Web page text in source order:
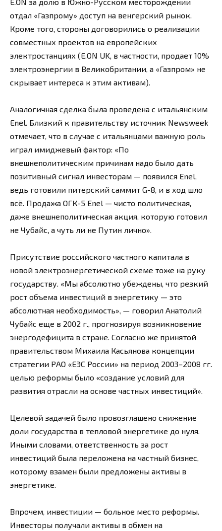
отдал «Газпрому» доступ на венгерский рынок.
Кроме того, стороны договорились о реализации
совместных проектов на европейских
электростанциях (E.ON UK, в частности, продает 10%
электроэнергии в Великобритании, а «Газпром» не
скрывает интереса к этим активам).
Аналогичная сделка была проведена с итальянским
Enel. Близкий к правительству источник Newsweek
отмечает, что в случае с итальянцами важную роль
играл имиджевый фактор: «По
внешнеполитическим причинам надо было дать
позитивный сигнал инвесторам — появился Enel,
ведь готовили питерский саммит G-8, и в ход шло
всё. Продажа ОГК-5 Enel — чисто политическая,
даже внешнеполитическая акция, которую готовил
не Чубайс, а чуть ли не Путин лично».
Присутствие российского частного капитала в
новой электроэнергетической схеме тоже на руку
государству. «Мы абсолютно убеждены, что резкий
рост объема инвестиций в энергетику — это
абсолютная необходимость», — говорил Анатолий
Чубайс еще в 2002 г., прогнозируя возникновение
энергодефицита в стране. Согласно же принятой
правительством Михаила Касьянова концепции
стратегии РАО «ЕЭС России» на период 2003–2008 гг.
целью реформы было «создание условий для
развития отрасли на основе частных инвестиций».
Целевой задачей было провозглашено снижение
доли государства в тепловой энергетике до нуля.
Иными словами, ответственность за рост
инвестиций была переложена на частный бизнес,
которому взамен были предложены активы в
энергетике.
Впрочем, инвестиции — больное место реформы.
Инвесторы получали активы в обмен на